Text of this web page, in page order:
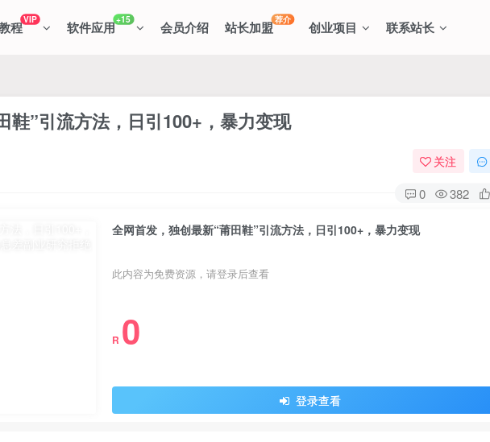
程VIP 软件应用+15 会员介绍 站长加盟荐介 创业项目 联系站长
鞋”引流方法，日引100+，暴力变现
关注
0 382
全网首发，独创最新“莆田鞋”引流方法，日引100+，暴力变现
此内容为免费资源，请登录后查看
R 0
登录查看